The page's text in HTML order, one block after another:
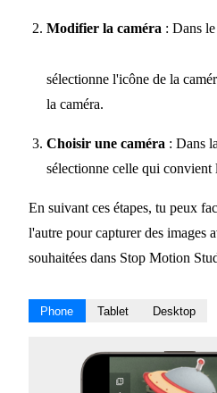
Modifier la caméra : Dans
sélectionne l'icône de la
la caméra.
Choisir une caméra : Dans
sélectionne celle qui convient
En suivant ces étapes, tu peux
l'autre pour capturer des images
souhaitées dans Stop Motion
Phone Tablet Desktop